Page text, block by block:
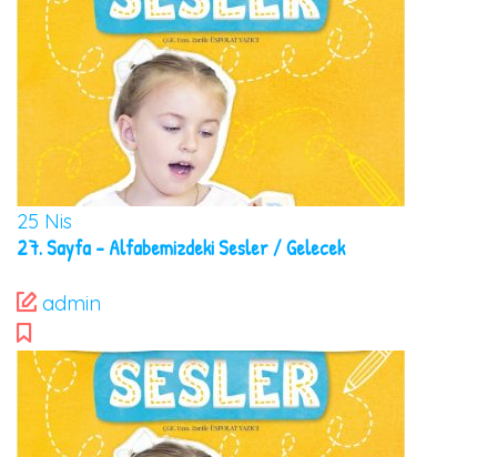
25 Nis
27. Sayfa – Alfabemizdeki Sesler / Gelecek
admin